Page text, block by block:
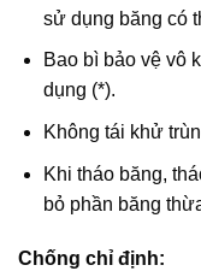
sử dụng băng có
Bao bì bảo vệ vô
dụng (*).
Không tái khử
Khi tháo băng,
bỏ phần băng
Chống chỉ định: